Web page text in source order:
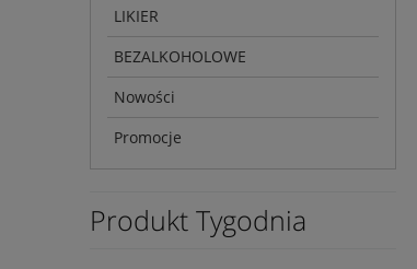
LIKIER
BEZALKOHOLOWE
Nowości
Promocje
Produkt Tygodnia